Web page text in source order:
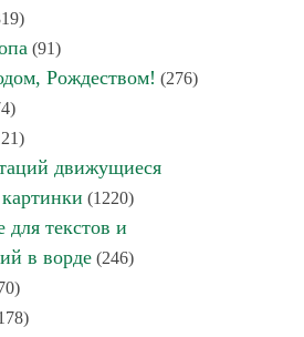
(91)
Рождеством! (276)
движущиеся
(1220)
для текстов и
в ворде(246)